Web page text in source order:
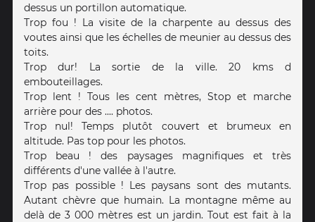
dessus un portillon automatique.
Trop fou ! La visite de la charpente au dessus des
voutes ainsi que les échelles de meunier au dessus des
toits.
Trop dur! La sortie de la ville. 20 kms d
embouteillages.
Trop lent ! Tous les cent mètres, Stop et marche
arrière pour des .... photos.
Trop nul! Temps plutôt couvert et brumeux en
altitude. Pas top pour les photos.
Trop beau ! des paysages magnifiques et très
différents d'une vallée à l'autre.
Trop pas possible ! Les paysans sont des mutants.
Autant chèvre que humain. La montagne même au
delà de 3 000 mètres est un jardin. Tout est fait à la